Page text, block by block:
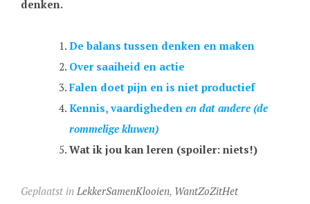
denken.
De balans tussen denken en maken
Over saaiheid en actie
Falen doet pijn en is niet productief
Kennis, vaardigheden en dat andere (de
rommelige kluwen)
Wat ik jou kan leren (spoiler: niets!)
Geplaatst in LekkerSamenKlooien, WantZoZitHet